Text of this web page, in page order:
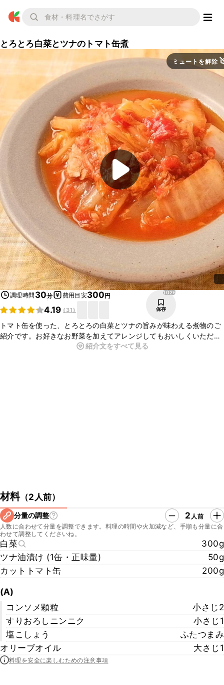
とろとろ白菜とツナのトマト缶煮
ミュートを解除
調理時間 30分 費用目安300円
4.19 ( 31)
1026
保存
トマト缶を使った、とろとろの白菜とツナの旨みが味わえる煮物のご
紹介です。お好きなお野菜を加えてアレンジしてもおいしくいただけ
ますよ。今晩のおかずにいかがでしょうか。
紹介文をすべて見る
材料（2人前）
分量の調整 2 人前
人数に合わせて分量を調整できます。料理の時間や火加減など、手順も分量に合
わせて調整してくださいね。
白菜
300g
ツナ油漬け (1缶・正味量)
50g
カットトマト缶
200g
(A)
コンソメ顆粒
小さじ2
すりおろしニンニク
小さじ1
塩こしょう
ふたつまみ
オリーブオイル
大さじ1
料理を安全に楽しむための注意事項